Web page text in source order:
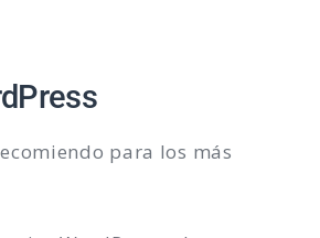
para los más